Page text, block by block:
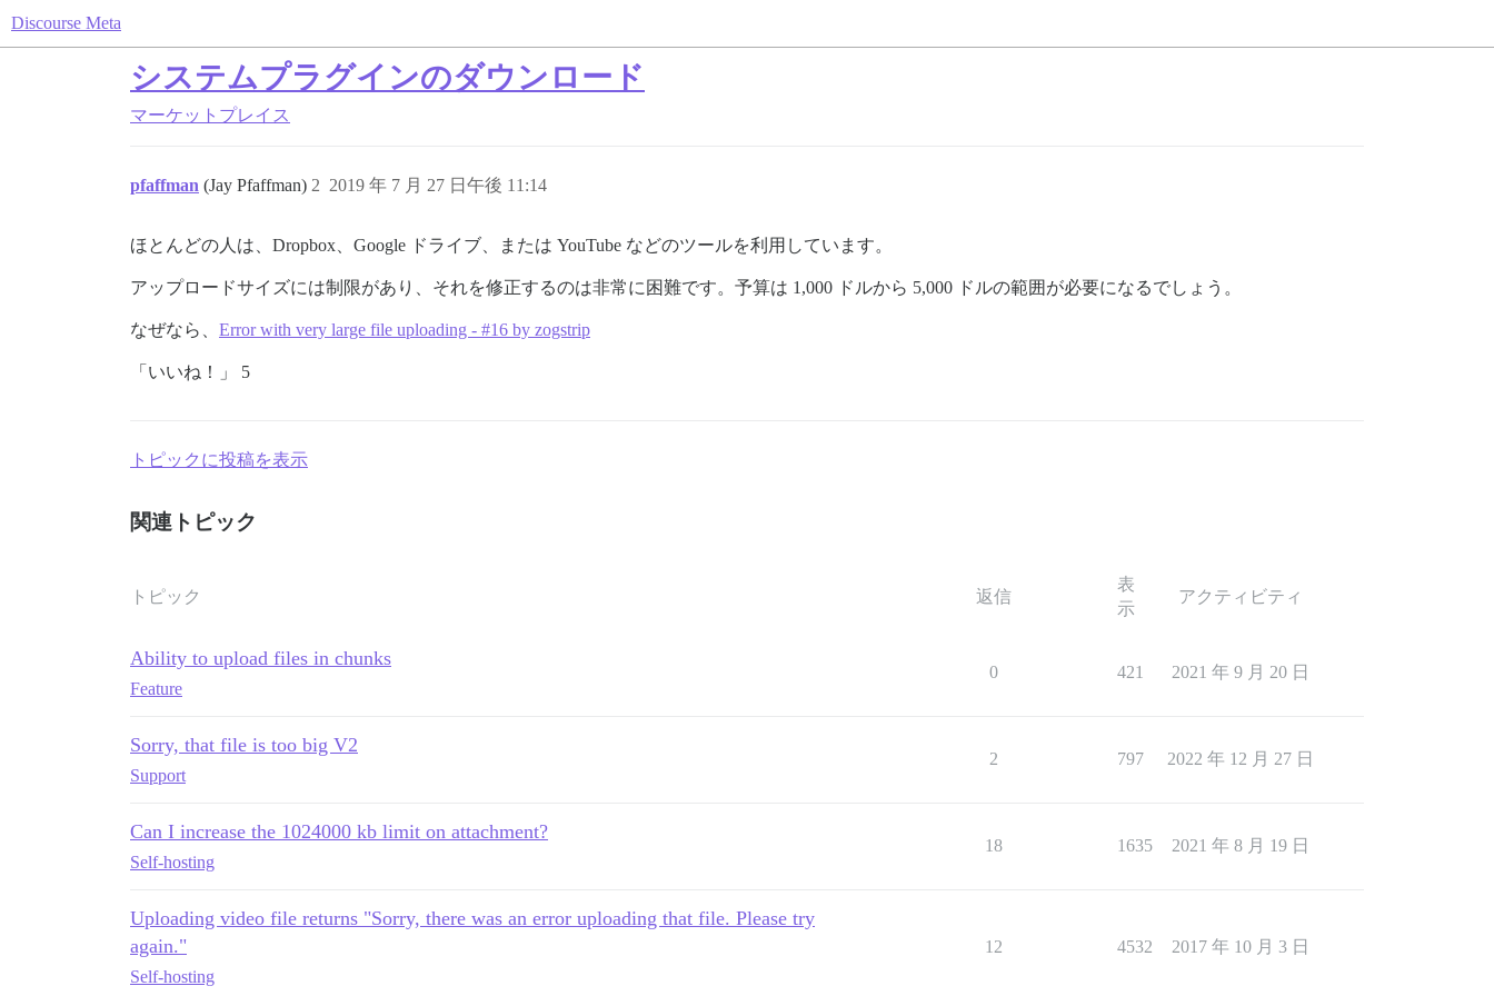
Discourse Meta
システムプラグインのダウンロード
マーケットプレイス
pfaffman (Jay Pfaffman) 2019 年 7 月 27 日午後 11:14
2
ほとんどの人は、Dropbox、Google ドライブ、または YouTube などのツールを利用しています。
アップロードサイズには制限があり、それを修正するのは非常に困難です。予算は 1,000 ドルから 5,000 ドルの範囲が必要になるでしょう。
なぜなら、 Error with very large file uploading - #16 by zogstrip
「いいね！」 5
トピックに投稿を表示
関連トピック
トピック 返信
表
示
アクティビティ
Ability to upload files in chunks
Feature
0 421 2021 年 9 月 20 日
Sorry, that file is too big V2
Support
2 797 2022 年 12 月 27 日
Can I increase the 1024000 kb limit on attachment?
Self-hosting
18 1635 2021 年 8 月 19 日
Uploading video file returns "Sorry, there was an error uploading that file. Please try
again."
Self-hosting
12 4532 2017 年 10 月 3 日